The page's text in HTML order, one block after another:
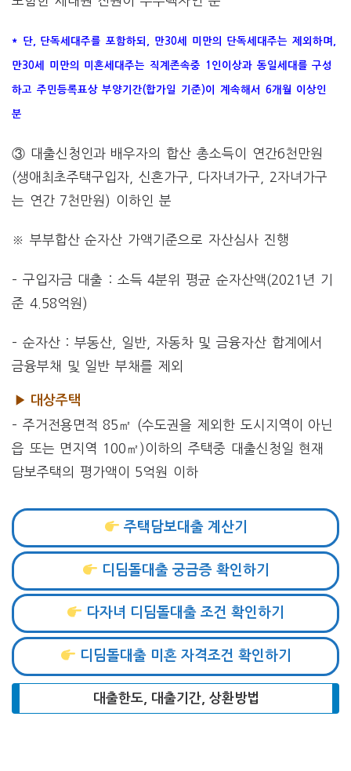
* 단, 단독세대주를 포함하되, 만30세 미만의 단독세대주는 제외하며,
만30세 미만의 미혼세대주는 직계존속중 1인이상과 동일세대를 구성
하고 주민등록표상 부양기간(합가일 기준)이 계속해서 6개월 이상인
분
③ 대출신청인과 배우자의 합산 총소득이 연간6천만원
(생애최초주택구입자, 신혼가구, 다자녀가구, 2자녀가구
는 연간 7천만원) 이하인 분
※ 부부합산 순자산 가액기준으로 자산심사 진행
– 구입자금 대출 : 소득 4분위 평균 순자산액(2021년 기
준 4.58억원)
– 순자산 : 부동산, 일반, 자동차 및 금융자산 합계에서
금융부채 및 일반 부채를 제외
▶ 대상주택
– 주거전용면적 85㎡ (수도권을 제외한 도시지역이 아닌
읍 또는 면지역 100㎡)이하의 주택중 대출신청일 현재
담보주택의 평가액이 5억원 이하
주택담보대출 계산기
디딤돌대출 궁금증 확인하기
다자녀 디딤돌대출 조건 확인하기
디딤돌대출 미혼 자격조건 확인하기
대출한도, 대출기간, 상환방법